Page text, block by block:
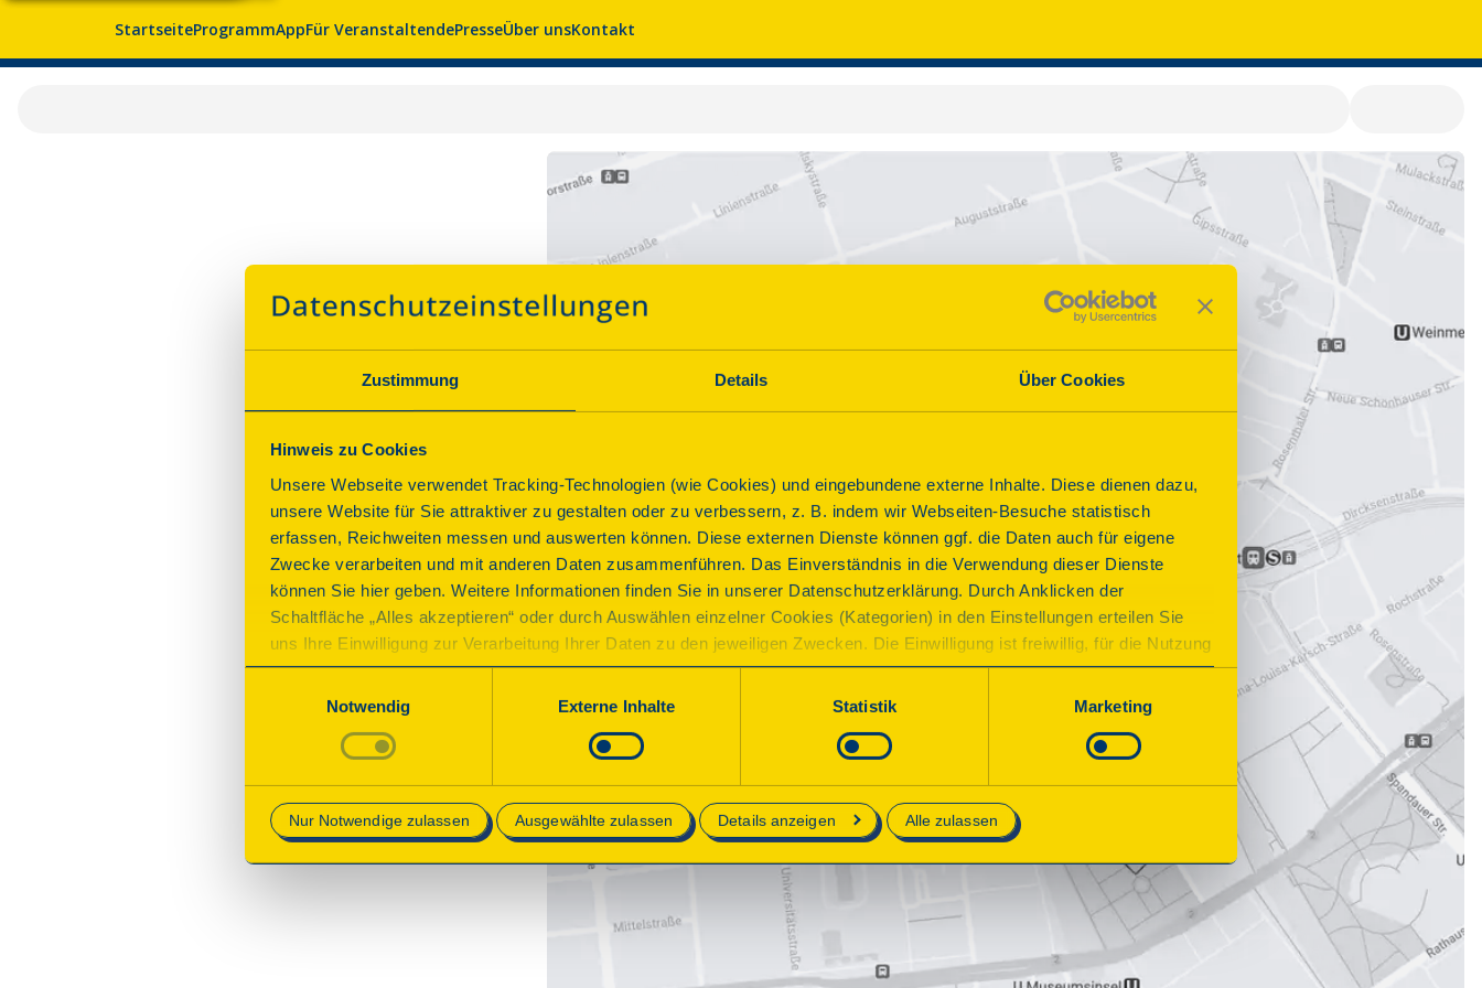
Zustimmung Details Über Cookies
Hinweis zu Cookies
Unsere Webseite verwendet Tracking-Technologien (wie Cookies) und eingebundene externe Inhalte. Diese dienen dazu,
unsere Website für Sie attraktiver zu gestalten oder zu verbessern, z. B. indem wir Webseiten-Besuche statistisch
erfassen, Reichweiten messen und auswerten können. Diese externen Dienste können ggf. die Daten auch für eigene
Zwecke verarbeiten und mit anderen Daten zusammenführen. Das Einverständnis in die Verwendung dieser Dienste
können Sie hier geben. Weitere Informationen finden Sie in unserer Datenschutzerklärung. Durch Anklicken der
Schaltfläche „Alles akzeptieren“ oder durch Auswählen einzelner Cookies (Kategorien) in den Einstellungen erteilen Sie
uns Ihre Einwilligung zur Verarbeitung Ihrer Daten zu den jeweiligen Zwecken. Die Einwilligung ist freiwillig, für die Nutzung
des Onlineangebots nicht erforderlich und kann jederzeit aktualisiert oder widerrufen werden. Wenn Sie das Consent Tool
mit „Speichern“ bestätigen, werden nur essenzielle Cookies auf der Webseite gesetzt, die technisch notwendig und für den
Notwendig
Externe Inhalte Statistik Marketing
Nur Notwendige zulassen Ausgewählte zulassen Details anzeigen Alle zulassen
StartseiteProgrammAppFür VeranstaltendePresseÜber unsKontakt